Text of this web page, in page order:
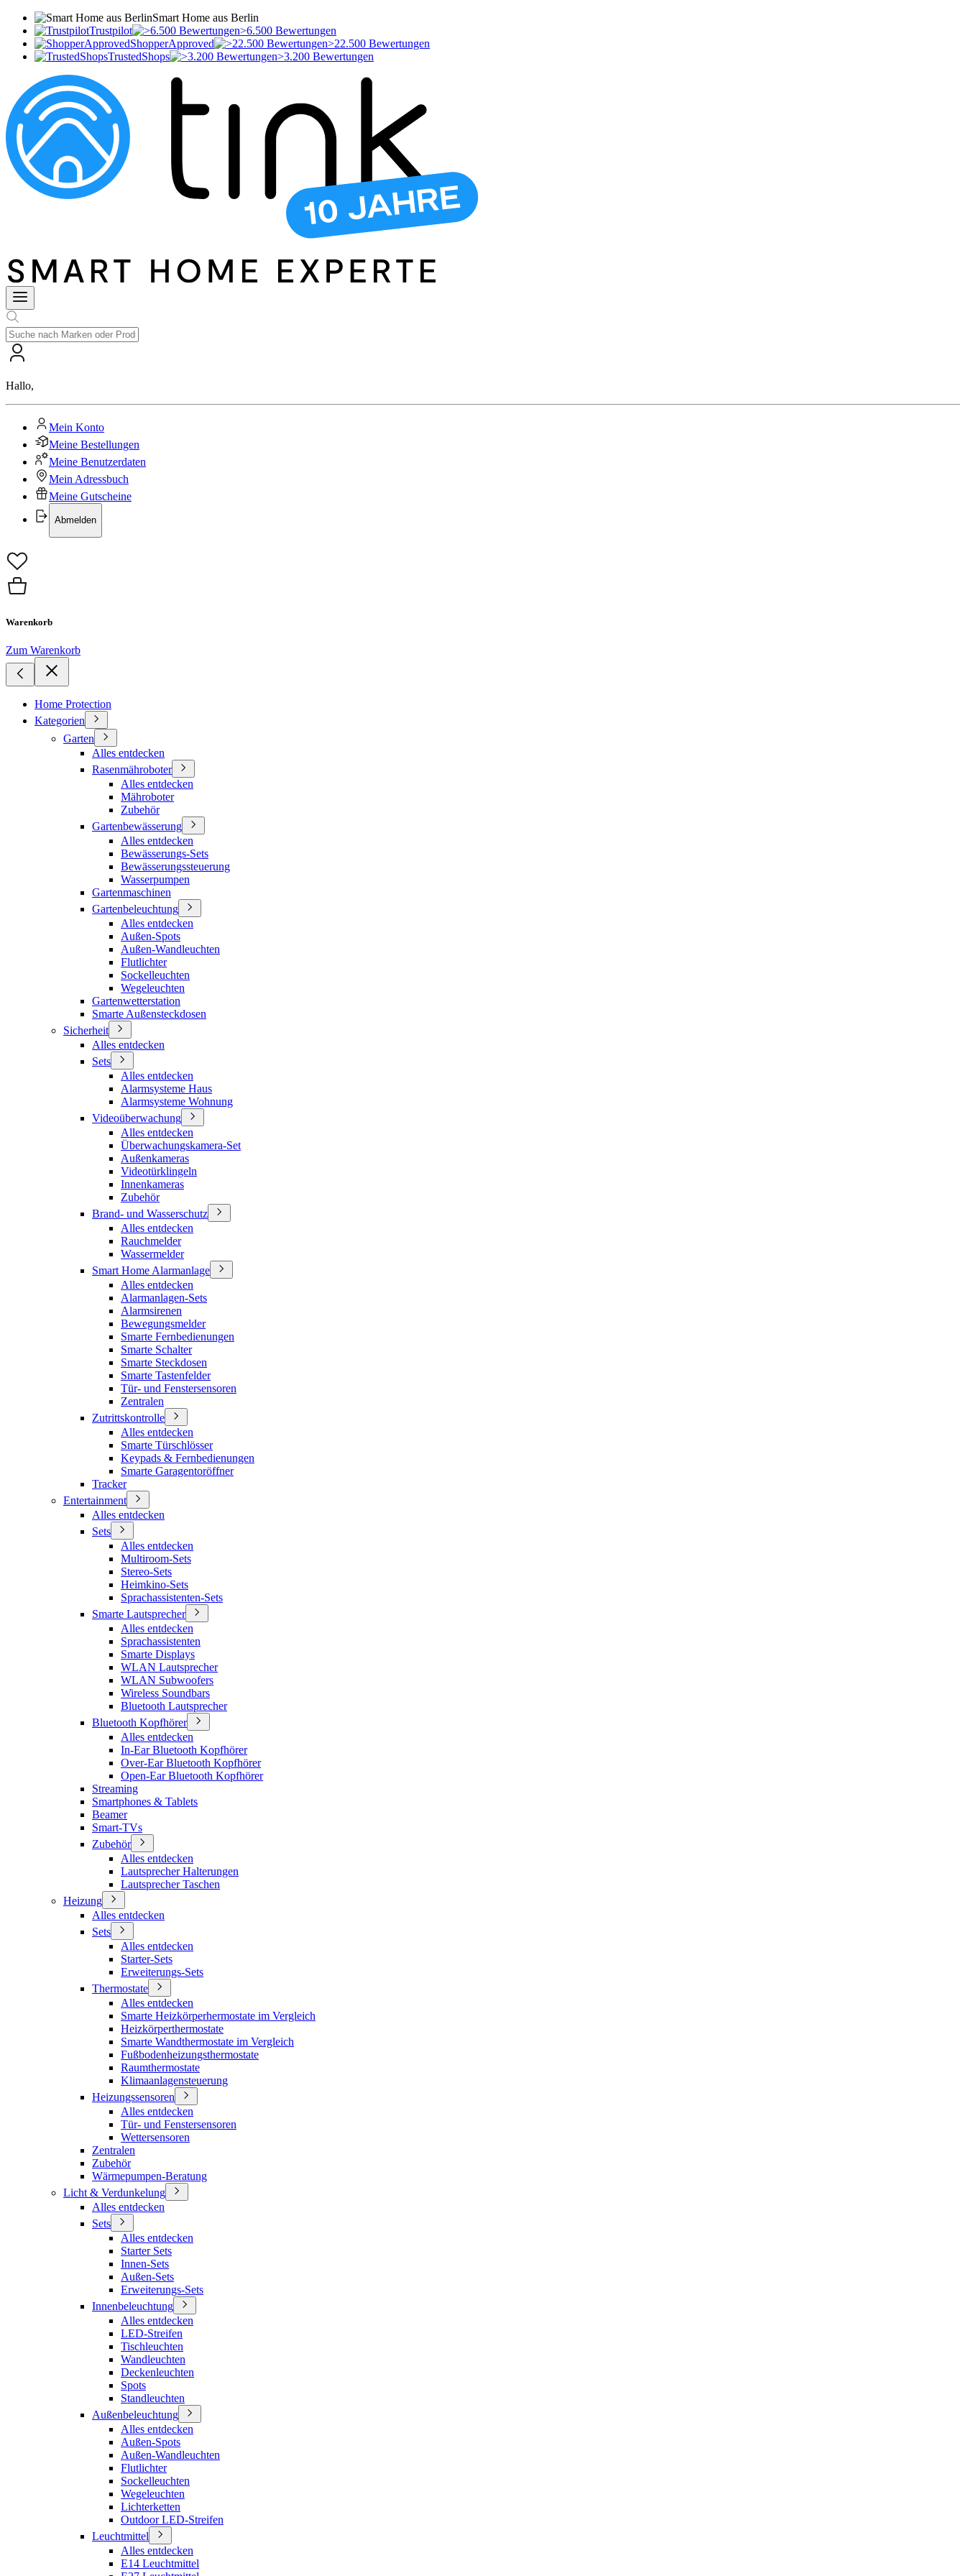
Smart Home aus Berlin
Trustpilot
>6.500 Bewertungen
ShopperApproved
>22.500 Bewertungen
TrustedShops
>3.200 Bewertungen
Hallo,
Mein Konto
Meine Bestellungen
Meine Benutzerdaten
Mein Adressbuch
Meine Gutscheine
Abmelden
Warenkorb
Zum Warenkorb
Home Protection
Kategorien
Garten
Alles entdecken
Rasenmähroboter
Alles entdecken
Mähroboter
Zubehör
Gartenbewässerung
Alles entdecken
Bewässerungs-Sets
Bewässerungssteuerung
Wasserpumpen
Gartenmaschinen
Gartenbeleuchtung
Alles entdecken
Außen-Spots
Außen-Wandleuchten
Flutlichter
Sockelleuchten
Wegeleuchten
Gartenwetterstation
Smarte Außensteckdosen
Sicherheit
Alles entdecken
Sets
Alles entdecken
Alarmsysteme Haus
Alarmsysteme Wohnung
Videoüberwachung
Alles entdecken
Überwachungskamera-Set
Außenkameras
Videotürklingeln
Innenkameras
Zubehör
Brand- und Wasserschutz
Alles entdecken
Rauchmelder
Wassermelder
Smart Home Alarmanlage
Alles entdecken
Alarmanlagen-Sets
Alarmsirenen
Bewegungsmelder
Smarte Fernbedienungen
Smarte Schalter
Smarte Steckdosen
Smarte Tastenfelder
Tür- und Fenstersensoren
Zentralen
Zutrittskontrolle
Alles entdecken
Smarte Türschlösser
Keypads & Fernbedienungen
Smarte Garagentoröffner
Tracker
Entertainment
Alles entdecken
Sets
Alles entdecken
Multiroom-Sets
Stereo-Sets
Heimkino-Sets
Sprachassistenten-Sets
Smarte Lautsprecher
Alles entdecken
Sprachassistenten
Smarte Displays
WLAN Lautsprecher
WLAN Subwoofers
Wireless Soundbars
Bluetooth Lautsprecher
Bluetooth Kopfhörer
Alles entdecken
In-Ear Bluetooth Kopfhörer
Over-Ear Bluetooth Kopfhörer
Open-Ear Bluetooth Kopfhörer
Streaming
Smartphones & Tablets
Beamer
Smart-TVs
Zubehör
Alles entdecken
Lautsprecher Halterungen
Lautsprecher Taschen
Heizung
Alles entdecken
Sets
Alles entdecken
Starter-Sets
Erweiterungs-Sets
Thermostate
Alles entdecken
Smarte Heizkörperhermostate im Vergleich
Heizkörperthermostate
Smarte Wandthermostate im Vergleich
Fußbodenheizungsthermostate
Raumthermostate
Klimaanlagensteuerung
Heizungssensoren
Alles entdecken
Tür- und Fenstersensoren
Wettersensoren
Zentralen
Zubehör
Wärmepumpen-Beratung
Licht & Verdunkelung
Alles entdecken
Sets
Alles entdecken
Starter Sets
Innen-Sets
Außen-Sets
Erweiterungs-Sets
Innenbeleuchtung
Alles entdecken
LED-Streifen
Tischleuchten
Wandleuchten
Deckenleuchten
Spots
Standleuchten
Außenbeleuchtung
Alles entdecken
Außen-Spots
Außen-Wandleuchten
Flutlichter
Sockelleuchten
Wegeleuchten
Lichterketten
Outdoor LED-Streifen
Leuchtmittel
Alles entdecken
E14 Leuchtmittel